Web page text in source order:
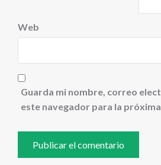
Web
Guarda mi nombre, correo
este navegador para la